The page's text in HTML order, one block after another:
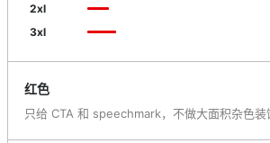
2xl
3xl
红色
只给 CTA 和 speechmark，不做大面积杂色装